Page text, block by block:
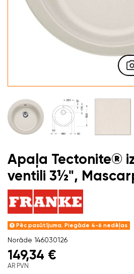
Apaļa Tectonite®
ventili 3½",
Pēc pasūtījuma. Piegāde 4-6 nedēļas
Norāde 146030126
149,34 €
AR PVN